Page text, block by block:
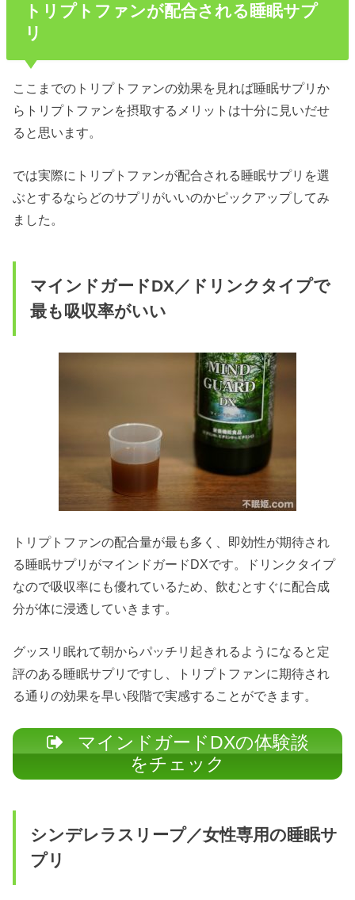
トリプトファンが配合される睡眠サプ
リ
ここまでのトリプトファンの効果を見れば睡眠サプリか
らトリプトファンを摂取するメリットは十分に見いだせ
ると思います。
では実際にトリプトファンが配合される睡眠サプリを選
ぶとするならどのサプリがいいのかピックアップしてみ
ました。
マインドガードDX／ドリンクタイプで
最も吸収率がいい
トリプトファンの配合量が最も多く、即効性が期待され
る睡眠サプリがマインドガードDXです。ドリンクタイプ
なので吸収率にも優れているため、飲むとすぐに配合成
分が体に浸透していきます。
グッスリ眠れて朝からパッチリ起きれるようになると定
評のある睡眠サプリですし、トリプトファンに期待され
る通りの効果を早い段階で実感することができます。
マインドガードDXの体験談
をチェック
シンデレラスリープ／女性専用の睡眠サ
プリ